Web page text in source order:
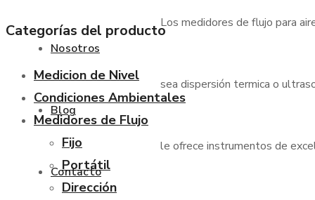
Nosotros
Blog
Contacto
Los medidores de flujo para
sea dispersión termica o
le ofrece instrumentos de
Categorías del producto
Medicion de Nivel
Condiciones Ambientales
Medidores de Flujo
Fijo
Portátil
Dirección